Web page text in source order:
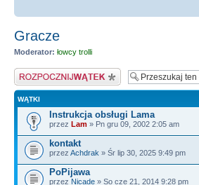
Gracze
Moderator: łowcy trolli
Napisz wątek
WĄTKI
Instrukcja obsługi Lama
przez Lam » Pn gru 09, 2002 2:05 am
kontakt
przez Achdrak » Śr lip 30, 2025 9:49 pm
PoPijawa
przez Nicade » So cze 21, 2014 9:28 pm